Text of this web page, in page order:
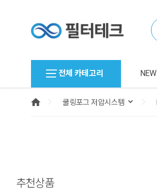
전체 카테고리 NEW
추천상품